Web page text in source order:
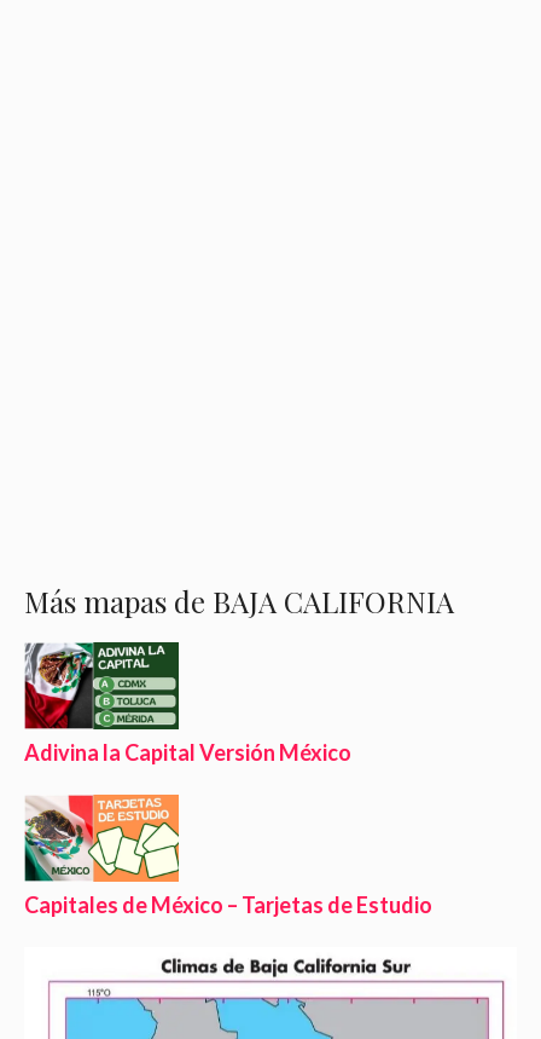
Más mapas de BAJA CALIFORNIA
Adivina la Capital Versión México
Capitales de México – Tarjetas de Estudio